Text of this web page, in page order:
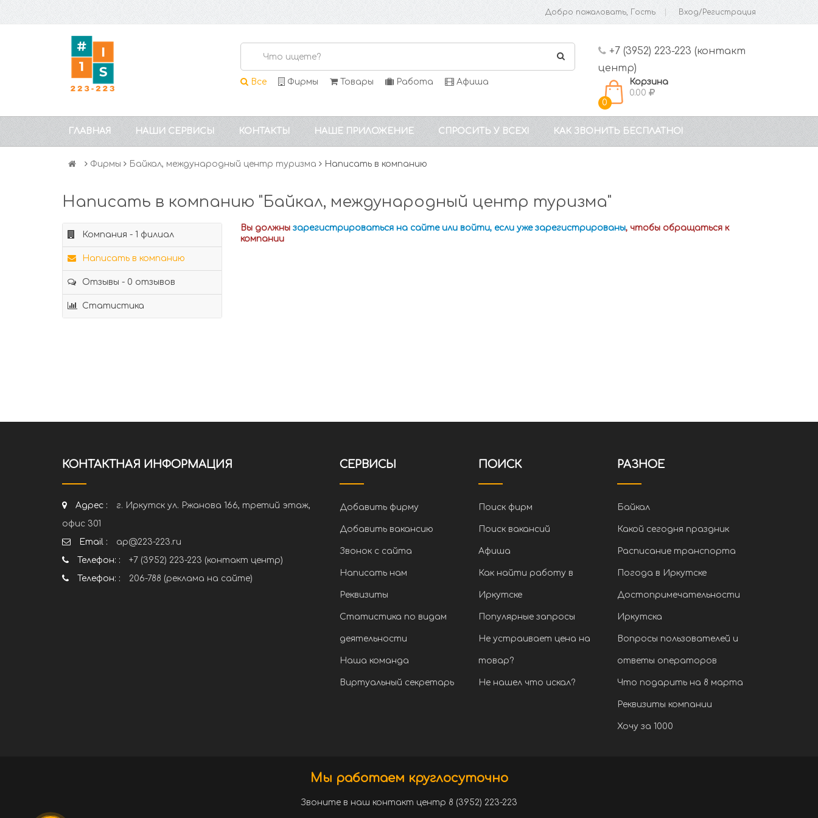
Добро пожаловать, Гость Вход/Регистрация
Все Фирмы Товары Работа Афиша
+7 (3952) 223-223 (контакт
центр)
0
Корзина
0.00
ГЛАВНАЯ НАШИ СЕРВИСЫ КОНТАКТЫ НАШЕ ПРИЛОЖЕНИЕ СПРОСИТЬ У ВСЕХ! КАК ЗВОНИТЬ БЕСПЛАТНО!
Фирмы Байкал, международный центр туризма Написать в компанию
Написать в компанию "Байкал, международный центр туризма"
Компания - 1 филиал
Написать в компанию
Отзывы - 0 отзывов
Статистика
Вы должны зарегистрироваться на сайте или войти, если уже зарегистрированы, чтобы обращаться к
компании
КОНТАКТНАЯ ИНФОРМАЦИЯ
Адрес :
г. Иркутск ул. Ржанова 166, третий этаж,
офис 301
Email :
ap@223-223.ru
Телефон: :
+7 (3952) 223-223 (контакт центр)
Телефон: :
206-788 (реклама на сайте)
СЕРВИСЫ
Добавить фирму
Добавить вакансию
Звонок с сайта
Написать нам
Реквизиты
Статистика по видам
деятельности
Наша команда
Виртуальный секретарь
ПОИСК
Поиск фирм
Поиск вакансий
Афиша
Как найти работу в
Иркутске
Популярные запросы
Не устраивает цена на
товар?
Не нашел что искал?
РАЗНОЕ
Байкал
Какой сегодня праздник
Расписание транспорта
Погода в Иркутске
Достопримечательности
Иркутска
Вопросы пользователей и
ответы операторов
Что подарить на 8 марта
Реквизиты компании
Хочу за 1000
Мы работаем круглосуточно
Звоните в наш контакт центр 8 (3952) 223-223